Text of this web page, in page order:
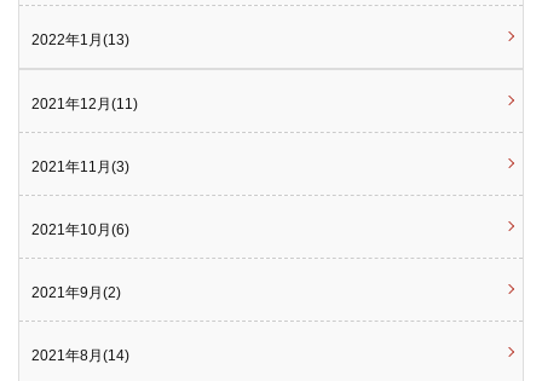
2022年1月(13)
2021年12月(11)
2021年11月(3)
2021年10月(6)
2021年9月(2)
2021年8月(14)